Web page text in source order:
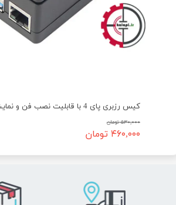
۵۳۰,۰۰۰ تومان
۴۶۰,۰۰۰ تومان